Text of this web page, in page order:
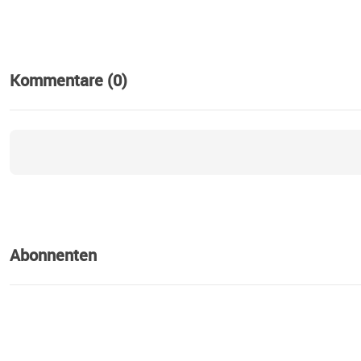
Kommentare (0)
Abonnenten